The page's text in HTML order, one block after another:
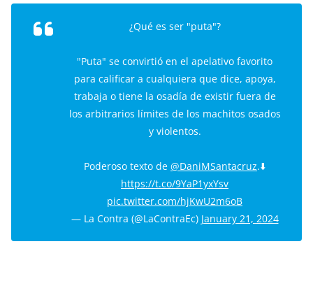
¿Qué es ser "puta"?
"Puta" se convirtió en el apelativo favorito
para calificar a cualquiera que dice, apoya,
trabaja o tiene la osadía de existir fuera de
los arbitrarios límites de los machitos osados
y violentos.
Poderoso texto de @DaniMSantacruz.⬇️
https://t.co/9YaP1yxYsv
pic.twitter.com/hjKwU2m6oB
— La Contra (@LaContraEc) January 21, 2024